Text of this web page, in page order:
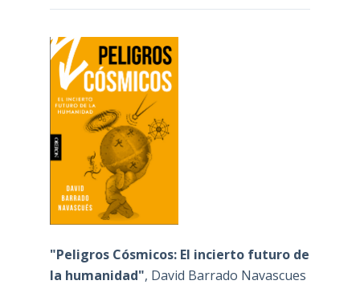
"Peligros Cósmicos: El incierto futuro de
la humanidad", David Barrado Navascues